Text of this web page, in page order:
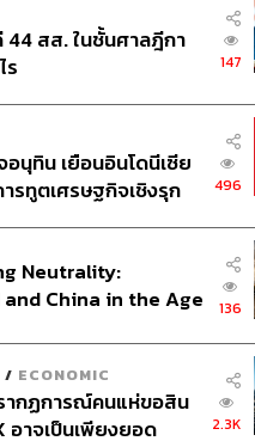
าย ชุณหะวัณ
วัดพระศรีมหาธ
อน ชุณหะวัณ
ABOUT THE
THE STANDARD
44 สส. ในชั้นศาลฎีกา
ร
147
นุทิน เยือนอินโดนีเซีย
รทูตเศรษฐกิจเชิงรุก
496
Neutrality:
China in the Age
136
/ ECONOMIC
ากฏการณ์คนแห่ขอสิน
อาจเป็นเพียงยอด
2.3K